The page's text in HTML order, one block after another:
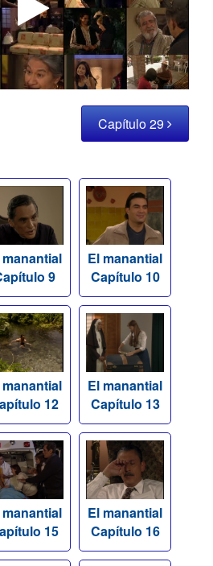
Capítulo 29
manantial
9
El manantial
Capítulo 10
manantial
12
El manantial
Capítulo 13
manantial
15
El manantial
Capítulo 16